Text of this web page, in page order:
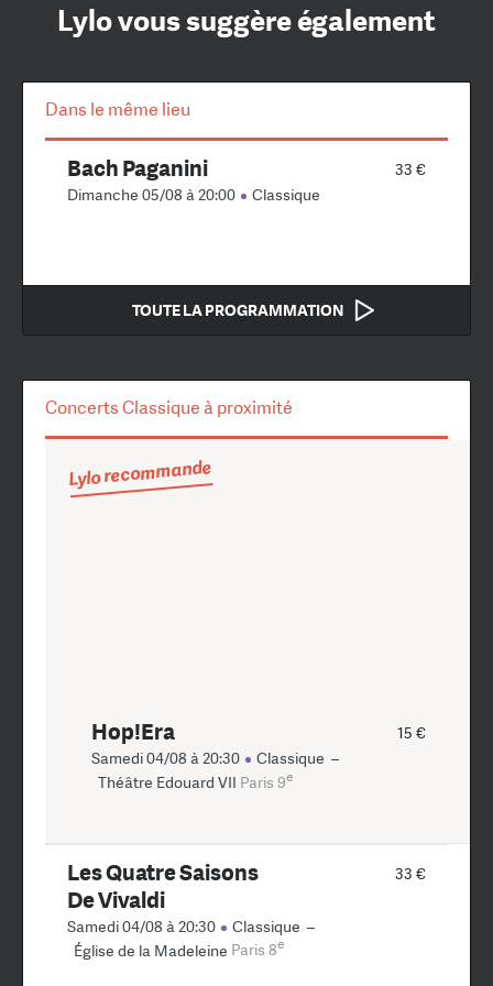
Lylo vous suggère également
Dans le même lieu
33 €
Bach Paganini
Dimanche 05/08 à 20:00 Classique
TOUTE LA PROGRAMMATION
Concerts Classique à proximité
15 €
Lylo recommande
Hop!Era
Samedi 04/08 à 20:30 Classique –
Théâtre Edouard VII Paris 9e
33 €
Les Quatre Saisons
De Vivaldi
Samedi 04/08 à 20:30 Classique –
Église de la Madeleine Paris 8e